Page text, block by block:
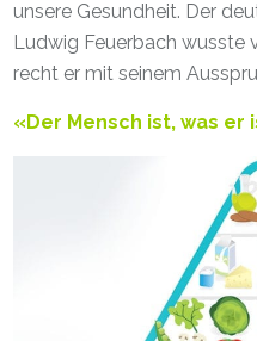
unsere Gesundheit. Der
Ludwig Feuerbach wusste
recht er mit seinem
«Der Mensch ist, was er